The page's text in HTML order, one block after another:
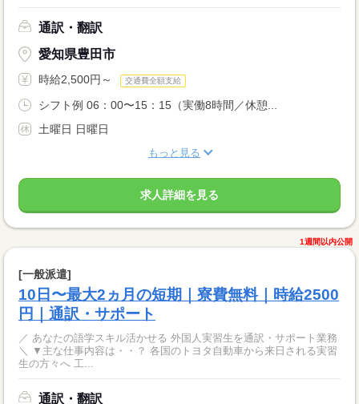
通訳・翻訳
愛知県豊田市
時給2,500円～ 交通費全額支給
シフト例 06：00〜15：15（実働8時間／休憩...
土曜日 日曜日
もっと見る
求人詳細を見る
1週間以内公開
[一般派遣]
10日〜最大2ヵ月の短期｜寮費無料｜時給2500
円｜通訳・サポート
／ あなたの語学スキル活かせる 外国人実習生を通訳・サポート業務
＼ ▼主な仕事内容は・・？ 各国のトヨタ自動車から来日される実習
生の方々へ 工...
通訳・翻訳